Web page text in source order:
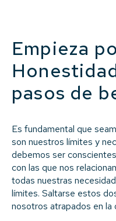
Empieza
pasos de
Es fundamental que
son nuestros límites y
debemos ser
con las que nos
todas nuestras
límites. Saltarse estos
nosotros atrapados en la